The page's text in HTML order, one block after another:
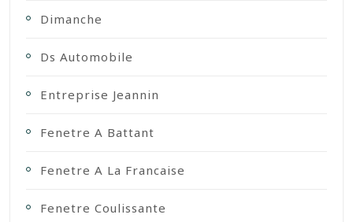
Dimanche
Ds Automobile
Entreprise Jeannin
Fenetre A Battant
Fenetre A La Francaise
Fenetre Coulissante